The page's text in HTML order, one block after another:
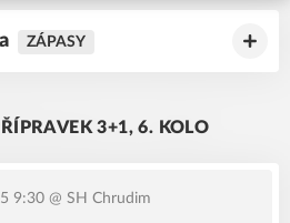
ZÁPASY
3+1, 6. KOLO
9:30 @ SH Chrudim